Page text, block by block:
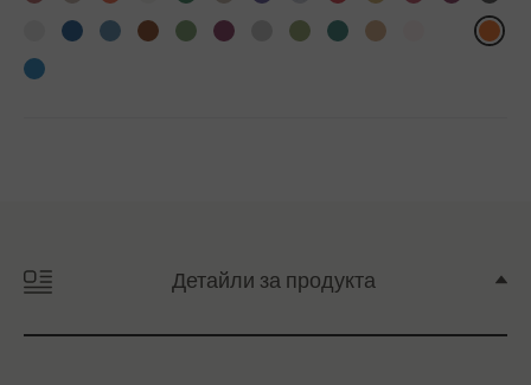
Детайли за продукта